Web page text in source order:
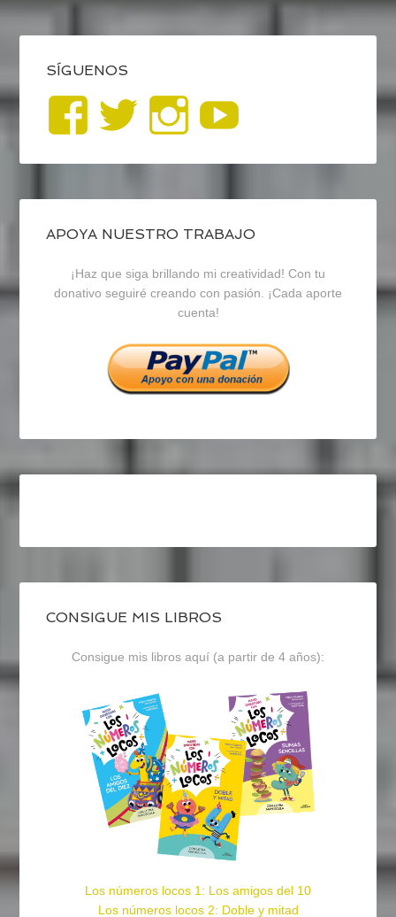
SÍGUENOS
Ver
perfil
de
blogrecursosep
en
Facebook
Ver
perfil
de
recursosep
en
Twitter
Ver
perfil
de
recursosep
en
Instagram
APOYA NUESTRO TRABAJO
¡Haz que siga brillando mi creatividad! Con tu
donativo seguiré creando con pasión. ¡Cada aporte
cuenta!
CONSIGUE MIS LIBROS
Consigue mis libros aquí (a partir de 4 años):
Los números locos 1: Los amigos del 10
Los números locos 2: Doble y mitad